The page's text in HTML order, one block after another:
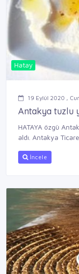
Hatay
19 Eylül 2020 ,
Antakya tuzlu
HATAYA özgü
aldı. Antakya
İncele